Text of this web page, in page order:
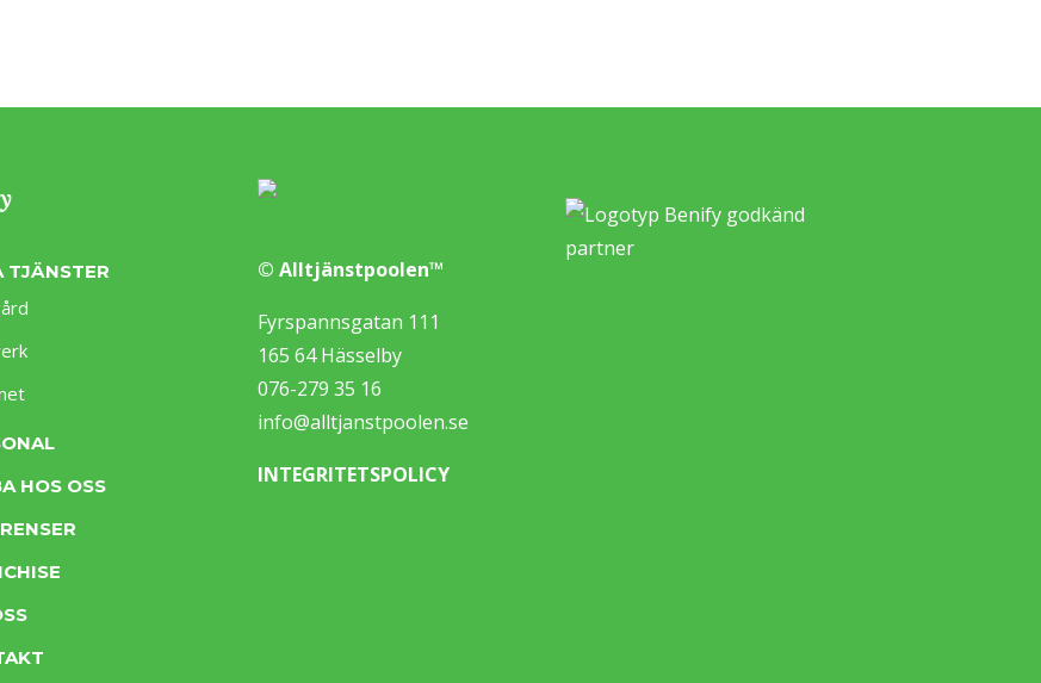
TJÄNSTER
HOS OSS
© Alltjänstpoolen™
Fyrspannsgatan 111
165 64 Hässelby
076-279 35 16
info@alltjanstpoolen.se
INTEGRITETSPOLICY